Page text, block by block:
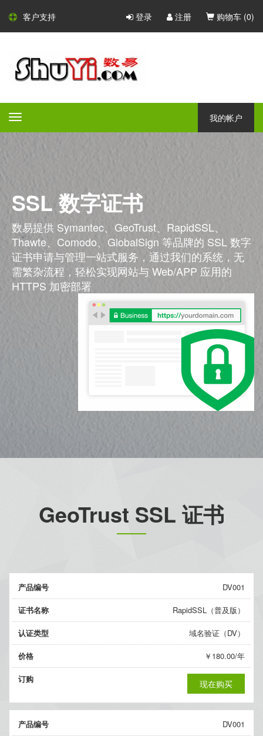
客户支持 登录 注册 购物车 (0)
Toggle
navigation
我的帐户
SSL 数字证书
数易提供 Symantec、GeoTrust、RapidSSL、
Thawte、Comodo、GlobalSign 等品牌的 SSL 数字
证书申请与管理一站式服务，通过我们的系统，无
需繁杂流程，轻松实现网站与 Web/APP 应用的
HTTPS 加密部署
GeoTrust SSL 证书
产品编号 DV001
证书名称 RapidSSL（普及版）
认证类型 域名验证（DV）
价格 ￥180.00/年
订购 现在购买
产品编号 DV001